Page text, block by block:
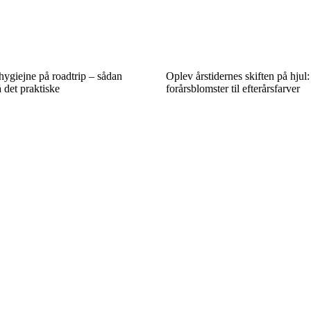
på roadtrip – sådan
det praktiske
Oplev årstidernes skiften på
forårsblomster til efterårsfarver